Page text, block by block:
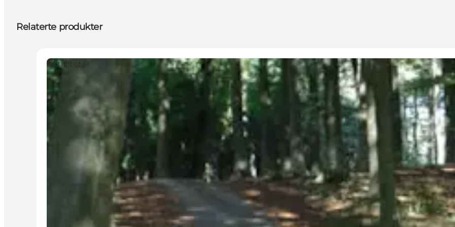
Relaterte produkter
Aktiviteter